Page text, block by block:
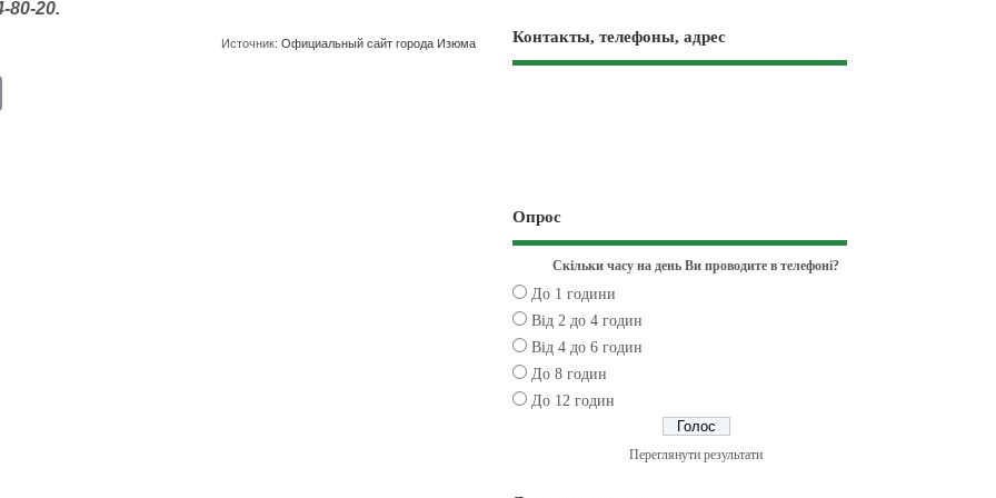
80-20.
Источник:Официальный сайт города Изюма Контакты, телефоны, адрес
Опрос
Скільки часу на день Ви проводите в телефоні?
До 1 години
Від 2 до 4 годин
Від 4 до 6 годин
До 8 годин
До 12 годин
Переглянути результати